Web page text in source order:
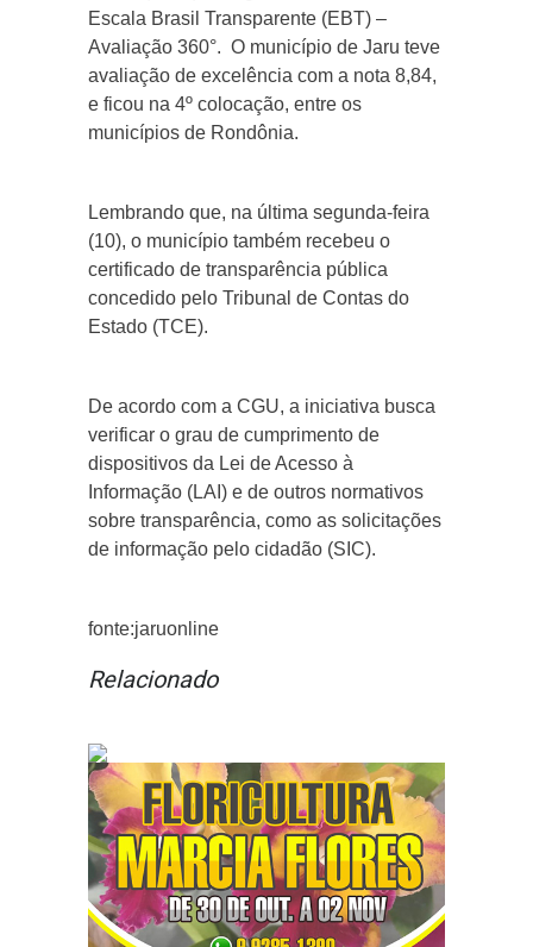
Escala Brasil Transparente (EBT) –
Avaliação 360°. O município de Jaru teve
avaliação de excelência com a nota 8,84,
e ficou na 4º colocação, entre os
municípios de Rondônia.
Lembrando que, na última segunda-feira
(10), o município também recebeu o
certificado de transparência pública
concedido pelo Tribunal de Contas do
Estado (TCE).
De acordo com a CGU, a iniciativa busca
verificar o grau de cumprimento de
dispositivos da Lei de Acesso à
Informação (LAI) e de outros normativos
sobre transparência, como as solicitações
de informação pelo cidadão (SIC).
fonte:jaruonline
Relacionado